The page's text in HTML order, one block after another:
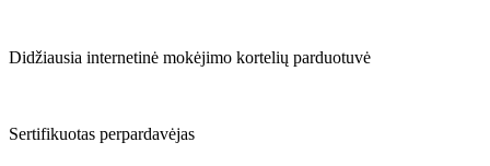
Didžiausia internetinė mokėjimo kortelių parduotuvė
Sertifikuotas perpardavėjas